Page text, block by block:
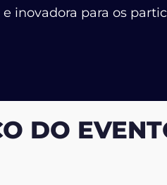
inovadora para os
DO